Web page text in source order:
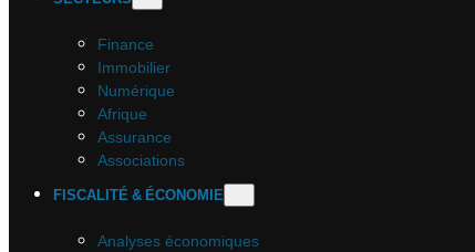
Finance
Immobilier
Numérique
Afrique
Assurance
Associations
FISCALITÉ & ÉCONOMIE
Analyses économiques